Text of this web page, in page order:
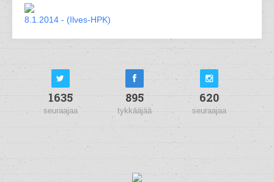
8.1.2014 - (Ilves-HPK)
1635
seuraajaa
895
tykkääjää
620
seuraajaa